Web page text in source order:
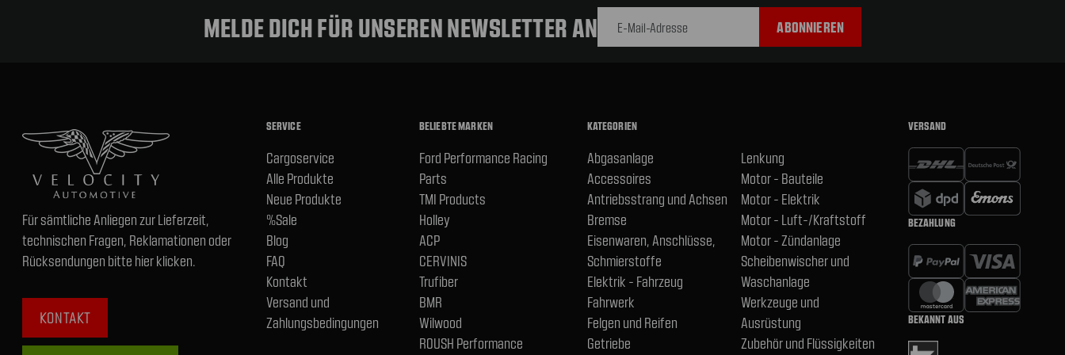
MELDE DICH FÜR UNSEREN NEWSLETTER AN
Für sämtliche Anliegen zur Lieferzeit,
technischen Fragen, Reklamationen oder
Rücksendungen bitte hier klicken.
KONTAKT
SERVICE
Cargoservice
Alle Produkte
Neue Produkte
%Sale
Blog
FAQ
Kontakt
Versand und
Zahlungsbedingungen
BELIEBTE MARKEN
Ford Performance Racing
Parts
TMI Products
Holley
ACP
CERVINIS
Trufiber
BMR
Wilwood
ROUSH Performance
KATEGORIEN
Abgasanlage
Accessoires
Antriebsstrang und Achsen
Bremse
Eisenwaren, Anschlüsse,
Schmierstoffe
Elektrik - Fahrzeug
Fahrwerk
Felgen und Reifen
Getriebe
Lenkung
Motor - Bauteile
Motor - Elektrik
Motor - Luft-/Kraftstoff
Motor - Zündanlage
Scheibenwischer und
Waschanlage
Werkzeuge und
Ausrüstung
Zubehör und Flüssigkeiten
VERSAND
BEZAHLUNG
BEKANNT AUS